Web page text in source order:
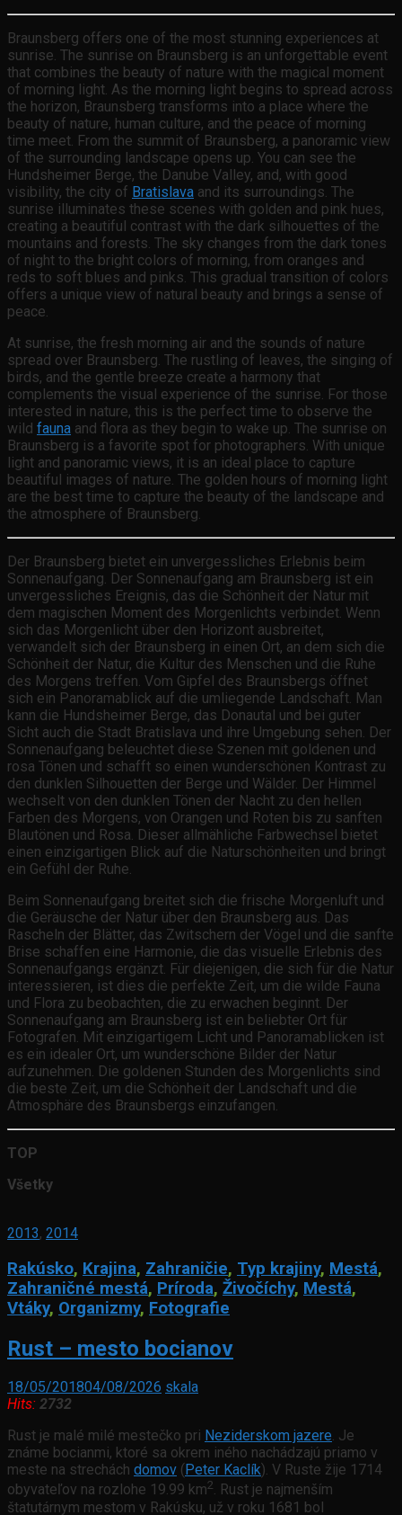
Braunsberg offers one of the most stunning experiences at
sunrise. The sunrise on Braunsberg is an unforgettable event
that combines the beauty of nature with the magical moment
of morning light. As the morning light begins to spread across
the horizon, Braunsberg transforms into a place where the
beauty of nature, human culture, and the peace of morning
time meet. From the summit of Braunsberg, a panoramic view
of the surrounding landscape opens up. You can see the
Hundsheimer Berge, the Danube Valley, and, with good
visibility, the city of Bratislava and its surroundings. The
sunrise illuminates these scenes with golden and pink hues,
creating a beautiful contrast with the dark silhouettes of the
mountains and forests. The sky changes from the dark tones
of night to the bright colors of morning, from oranges and
reds to soft blues and pinks. This gradual transition of colors
offers a unique view of natural beauty and brings a sense of
peace.
At sunrise, the fresh morning air and the sounds of nature
spread over Braunsberg. The rustling of leaves, the singing of
birds, and the gentle breeze create a harmony that
complements the visual experience of the sunrise. For those
interested in nature, this is the perfect time to observe the
wild fauna and flora as they begin to wake up. The sunrise on
Braunsberg is a favorite spot for photographers. With unique
light and panoramic views, it is an ideal place to capture
beautiful images of nature. The golden hours of morning light
are the best time to capture the beauty of the landscape and
the atmosphere of Braunsberg.
Der Braunsberg bietet ein unvergessliches Erlebnis beim
Sonnenaufgang. Der Sonnenaufgang am Braunsberg ist ein
unvergessliches Ereignis, das die Schönheit der Natur mit
dem magischen Moment des Morgenlichts verbindet. Wenn
sich das Morgenlicht über den Horizont ausbreitet,
verwandelt sich der Braunsberg in einen Ort, an dem sich die
Schönheit der Natur, die Kultur des Menschen und die Ruhe
des Morgens treffen. Vom Gipfel des Braunsbergs öffnet
sich ein Panoramablick auf die umliegende Landschaft. Man
kann die Hundsheimer Berge, das Donautal und bei guter
Sicht auch die Stadt Bratislava und ihre Umgebung sehen. Der
Sonnenaufgang beleuchtet diese Szenen mit goldenen und
rosa Tönen und schafft so einen wunderschönen Kontrast zu
den dunklen Silhouetten der Berge und Wälder. Der Himmel
wechselt von den dunklen Tönen der Nacht zu den hellen
Farben des Morgens, von Orangen und Roten bis zu sanften
Blautönen und Rosa. Dieser allmähliche Farbwechsel bietet
einen einzigartigen Blick auf die Naturschönheiten und bringt
ein Gefühl der Ruhe.
Beim Sonnenaufgang breitet sich die frische Morgenluft und
die Geräusche der Natur über den Braunsberg aus. Das
Rascheln der Blätter, das Zwitschern der Vögel und die sanfte
Brise schaffen eine Harmonie, die das visuelle Erlebnis des
Sonnenaufgangs ergänzt. Für diejenigen, die sich für die Natur
interessieren, ist dies die perfekte Zeit, um die wilde Fauna
und Flora zu beobachten, die zu erwachen beginnt. Der
Sonnenaufgang am Braunsberg ist ein beliebter Ort für
Fotografen. Mit einzigartigem Licht und Panoramablicken ist
es ein idealer Ort, um wunderschöne Bilder der Natur
aufzunehmen. Die goldenen Stunden des Morgenlichts sind
die beste Zeit, um die Schönheit der Landschaft und die
Atmosphäre des Braunsbergs einzufangen.
TOP
Všetky
2013, 2014
Rakúsko, Krajina, Zahraničie, Typ krajiny, Mestá,
Zahraničné mestá, Príroda, Živočíchy, Mestá,
Vtáky, Organizmy, Fotografie
Rust – mesto bocianov
18/05/201804/08/2026 skala
Hits: 2732
Rust je malé milé mestečko pri Neziderskom jazere. Je
známe bocianmi, ktoré sa okrem iného nachádzajú priamo v
meste na strechách domov ( Peter Kaclík). V Ruste žije 1714
obyvateľov na rozlohe 19.99 km2. Rust je najmenším
štatutárnym mestom v Rakúsku, už v roku 1681 bol